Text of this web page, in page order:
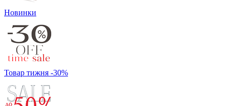
Новинки
Товар тижня -30%